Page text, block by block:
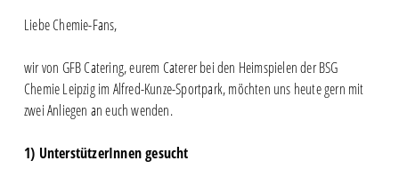
Liebe Chemie-Fans,
wir von GFB Catering, eurem Caterer bei den Heimspielen der BSG
Chemie Leipzig im Alfred-Kunze-Sportpark, möchten uns heute gern mit
zwei Anliegen an euch wenden.
1) UnterstützerInnen gesucht